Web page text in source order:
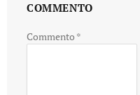
COMMENTO
Commento *